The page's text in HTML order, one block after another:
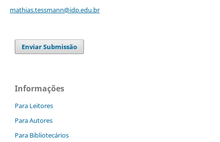
mathias.tessmann@idp.edu.br
Enviar Submissão
Informações
Para Leitores
Para Autores
Para Bibliotecários